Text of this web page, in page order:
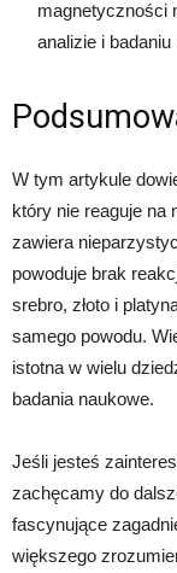
magnetyczności
analizie i badaniu
W tym artykule
który nie reaguje na
zawiera
powoduje brak
srebro, złoto i
samego powodu.
istotna w wielu
badania naukowe.
Jeśli jesteś
zachęcamy do
fascynujące
większego